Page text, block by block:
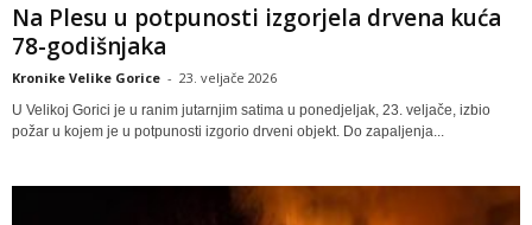
Na Plesu u potpunosti izgorjela drvena kuća
78-godišnjaka
Kronike Velike Gorice - 23. veljače 2026
U Velikoj Gorici je u ranim jutarnjim satima u ponedjeljak, 23. veljače, izbio
požar u kojem je u potpunosti izgorio drveni objekt. Do zapaljenja...